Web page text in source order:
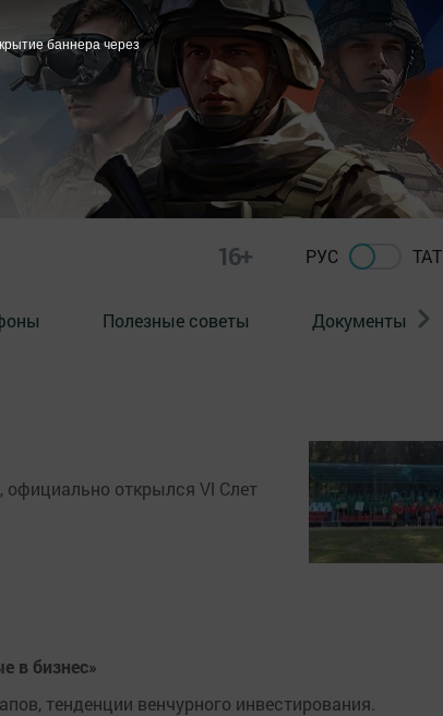
16+ РУС ТАТ
Полезные советы Документы
официально открылся Vl Слет
в бизнес»
тенденции венчурного инвестирования.
баннера через